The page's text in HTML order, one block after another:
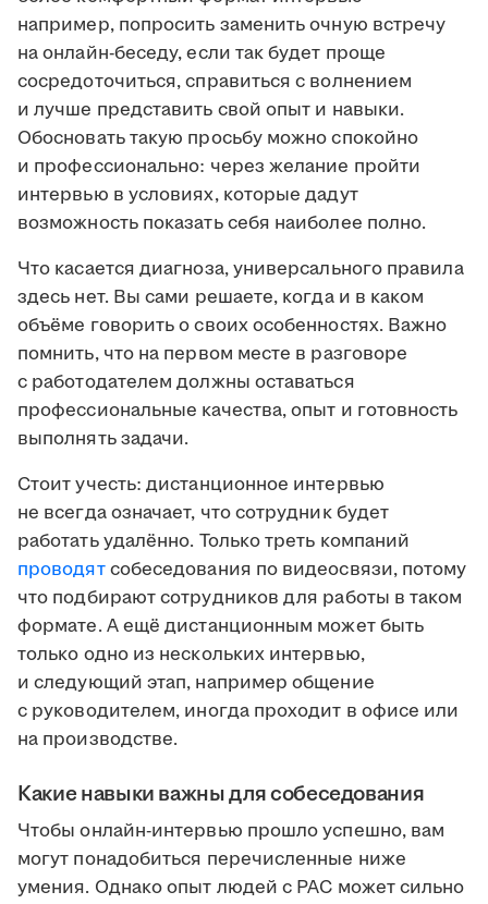
например, попросить заменить очную встречу
на онлайн-беседу, если так будет проще
сосредоточиться, справиться с волнением
и лучше представить свой опыт и навыки.
Обосновать такую просьбу можно спокойно
и профессионально: через желание пройти
интервью в условиях, которые дадут
возможность показать себя наиболее полно.
Что касается диагноза, универсального правила
здесь нет. Вы сами решаете, когда и в каком
объёме говорить о своих особенностях. Важно
помнить, что на первом месте в разговоре
с работодателем должны оставаться
профессиональные качества, опыт и готовность
выполнять задачи.
Стоит учесть: дистанционное интервью
не всегда означает, что сотрудник будет
работать удалённо. Только треть компаний
проводятсобеседования по видеосвязи, потому
что подбирают сотрудников для работы в таком
формате. А ещё дистанционным может быть
только одно из нескольких интервью,
и следующий этап, например общение
с руководителем, иногда проходит в офисе или
на производстве.
Какие навыки важны для собеседования
Чтобы онлайн-интервью прошло успешно, вам
могут понадобиться перечисленные ниже
умения. Однако опыт людей с РАС может сильно